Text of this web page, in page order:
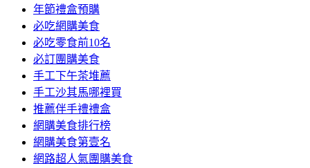
年節禮盒預購
必吃網購美食
必吃零食前10名
必訂團購美食
手工下午茶堆薦
手工沙其馬哪裡買
推薦伴手禮禮盒
網購美食排行榜
網購美食第壹名
網路超人氣團購美食